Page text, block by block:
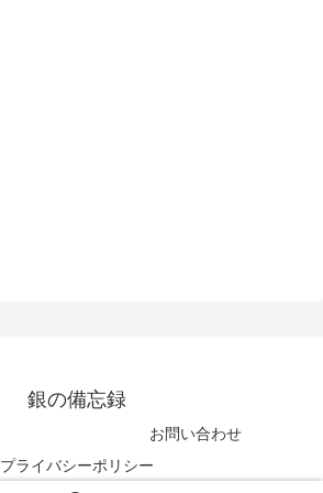
銀の備忘録
お問い合わせ
プライバシーポリシー